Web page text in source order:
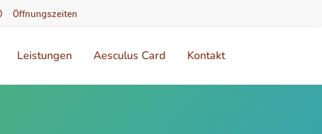
Öffnungszeiten
Leistungen Aesculus Card Kontakt